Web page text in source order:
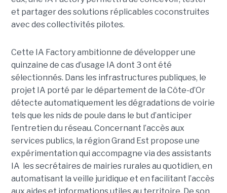
et partager des solutions réplicables coconstruites
avec des collectivités pilotes.
Cette IA Factory ambitionne de développer une
quinzaine de cas d’usage IA dont 3 ont été
sélectionnés. Dans les infrastructures publiques, le
projet IA porté par le département de la Côte-d’Or
détecte automatiquement les dégradations de voirie
tels que les nids de poule dans le but d’anticiper
l’entretien du réseau. Concernant l’accès aux
services publics, la région Grand Est propose une
expérimentation qui accompagne via des assistants
IA les secrétaires de mairies rurales au quotidien, en
automatisant la veille juridique et en facilitant l’accès